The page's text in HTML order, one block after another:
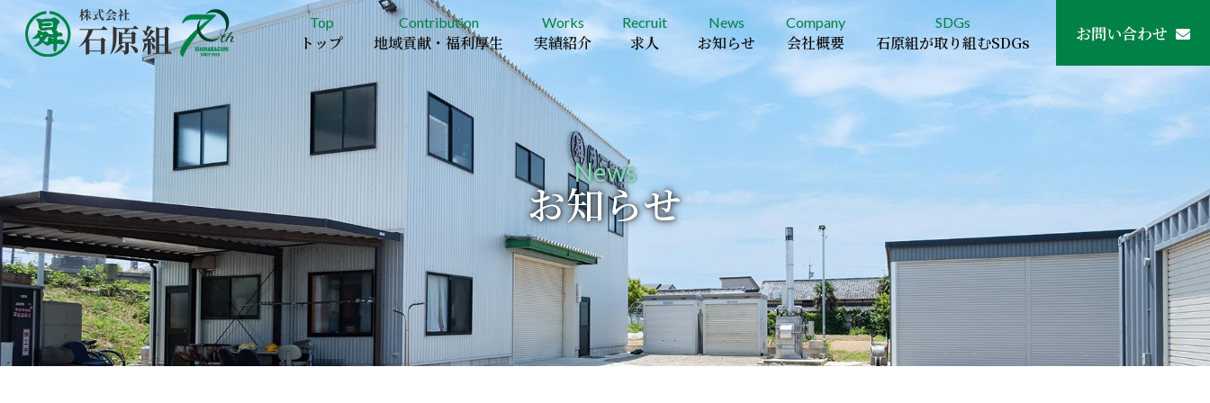
Top
トップ
Contribution
地域貢献・福利厚生
Works
実績紹介
Recruit
求人
News
お知らせ
Company
会社概要
SDGs
石原組が取り組むSDGs お問い合わせ
News
お知らせ